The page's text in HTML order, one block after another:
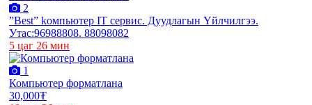
2
”Best” kомпьютер IT сервис. Дуудлагын Үйлчилгээ.
Утас:96988808. 88098082
5 цаг 26 мин
1
Компьютер форматлана
30,000₮